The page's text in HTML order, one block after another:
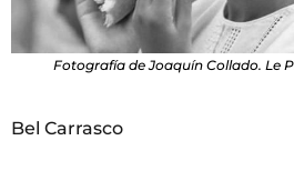
Fotografía de Joaquín Collado. Le
Bel Carrasco